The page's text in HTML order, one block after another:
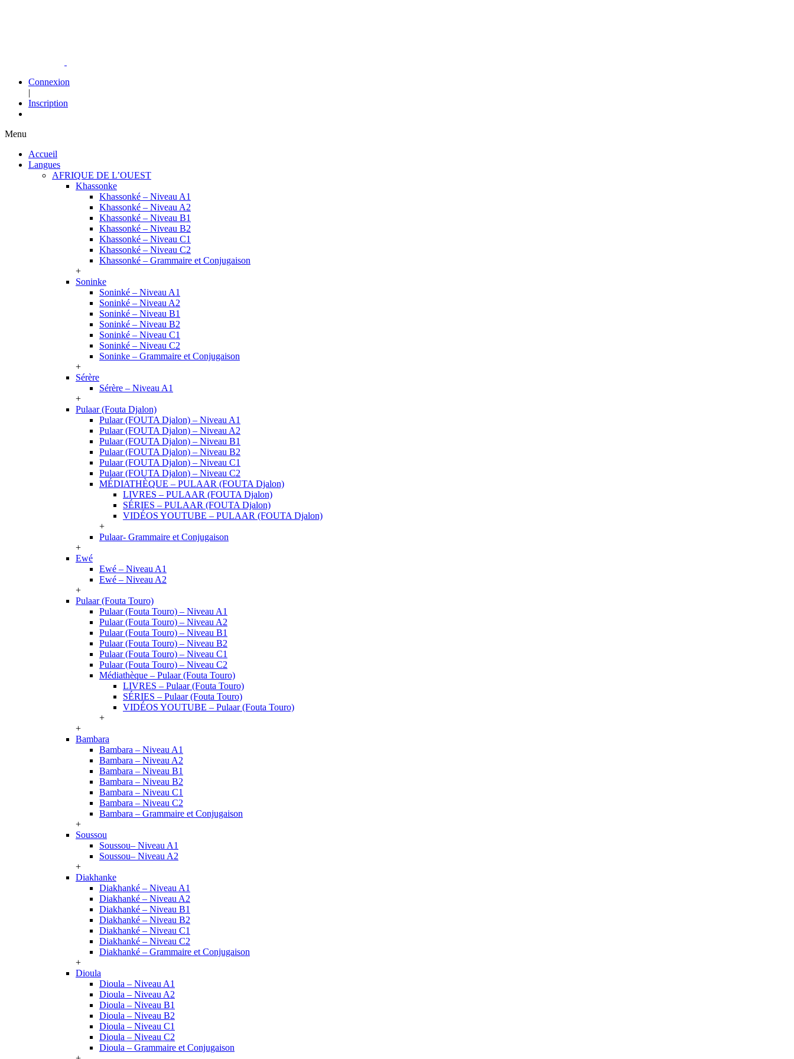
Connexion
|
Inscription
Menu
Accueil
Langues
AFRIQUE DE L’OUEST
Khassonke
Khassonké – Niveau A1
Khassonké – Niveau A2
Khassonké – Niveau B1
Khassonké – Niveau B2
Khassonké – Niveau C1
Khassonké – Niveau C2
Khassonké – Grammaire et Conjugaison
+
Soninke
Soninké – Niveau A1
Soninké – Niveau A2
Soninké – Niveau B1
Soninké – Niveau B2
Soninké – Niveau C1
Soninké – Niveau C2
Soninke – Grammaire et Conjugaison
+
Sérère
Sérère – Niveau A1
+
Pulaar (Fouta Djalon)
Pulaar (FOUTA Djalon) – Niveau A1
Pulaar (FOUTA Djalon) – Niveau A2
Pulaar (FOUTA Djalon) – Niveau B1
Pulaar (FOUTA Djalon) – Niveau B2
Pulaar (FOUTA Djalon) – Niveau C1
Pulaar (FOUTA Djalon) – Niveau C2
MÉDIATHÈQUE – PULAAR (FOUTA Djalon)
LIVRES – PULAAR (FOUTA Djalon)
SÉRIES – PULAAR (FOUTA Djalon)
VIDÉOS YOUTUBE – PULAAR (FOUTA Djalon)
+
Pulaar- Grammaire et Conjugaison
+
Ewé
Ewé – Niveau A1
Ewé – Niveau A2
+
Pulaar (Fouta Touro)
Pulaar (Fouta Touro) – Niveau A1
Pulaar (Fouta Touro) – Niveau A2
Pulaar (Fouta Touro) – Niveau B1
Pulaar (Fouta Touro) – Niveau B2
Pulaar (Fouta Touro) – Niveau C1
Pulaar (Fouta Touro) – Niveau C2
Médiathèque – Pulaar (Fouta Touro)
LIVRES – Pulaar (Fouta Touro)
SÉRIES – Pulaar (Fouta Touro)
VIDÉOS YOUTUBE – Pulaar (Fouta Touro)
+
+
Bambara
Bambara – Niveau A1
Bambara – Niveau A2
Bambara – Niveau B1
Bambara – Niveau B2
Bambara – Niveau C1
Bambara – Niveau C2
Bambara – Grammaire et Conjugaison
+
Soussou
Soussou– Niveau A1
Soussou– Niveau A2
+
Diakhanke
Diakhanké – Niveau A1
Diakhanké – Niveau A2
Diakhanké – Niveau B1
Diakhanké – Niveau B2
Diakhanké – Niveau C1
Diakhanké – Niveau C2
Diakhanké – Grammaire et Conjugaison
+
Dioula
Dioula – Niveau A1
Dioula – Niveau A2
Dioula – Niveau B1
Dioula – Niveau B2
Dioula – Niveau C1
Dioula – Niveau C2
Dioula – Grammaire et Conjugaison